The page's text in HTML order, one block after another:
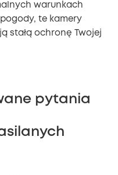
warunkach
te kamery
stałą ochronę Twojej
pytania